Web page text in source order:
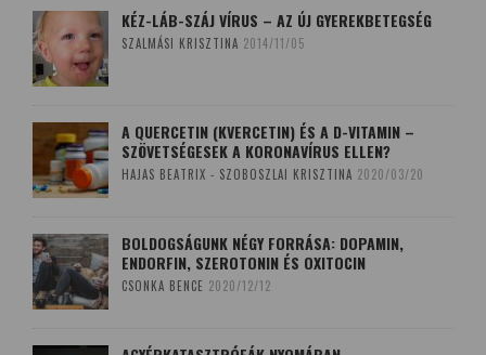
KÉZ-LÁB-SZÁJ VÍRUS – AZ ÚJ GYEREKBETEGSÉG
SZALMÁSI KRISZTINA 2014/11/05
A QUERCETIN (KVERCETIN) ÉS A D-VITAMIN –
SZÖVETSÉGESEK A KORONAVÍRUS ELLEN?
HAJAS BEATRIX - SZOBOSZLAI KRISZTINA 2020/03/20
BOLDOGSÁGUNK NÉGY FORRÁSA: DOPAMIN,
ENDORFIN, SZEROTONIN ÉS OXITOCIN
CSONKA BENCE 2020/12/12